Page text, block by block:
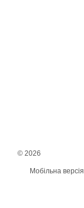
© 2026
Мобільна версія